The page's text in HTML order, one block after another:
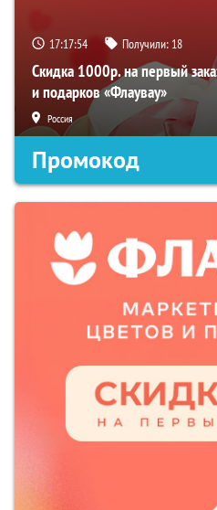
17:17:53 Получили: 18
Скидка 1000р. на первый
и подарков «Флаувау»
Россия
Промокод